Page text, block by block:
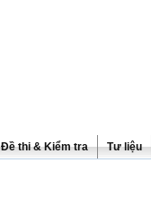
Đề thi & Kiểm tra Tư liệu